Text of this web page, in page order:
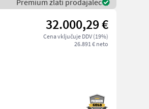
Premium zlati prodajalec
32.000,29 €
Cena vključuje DDV (19%)
26.891 € neto